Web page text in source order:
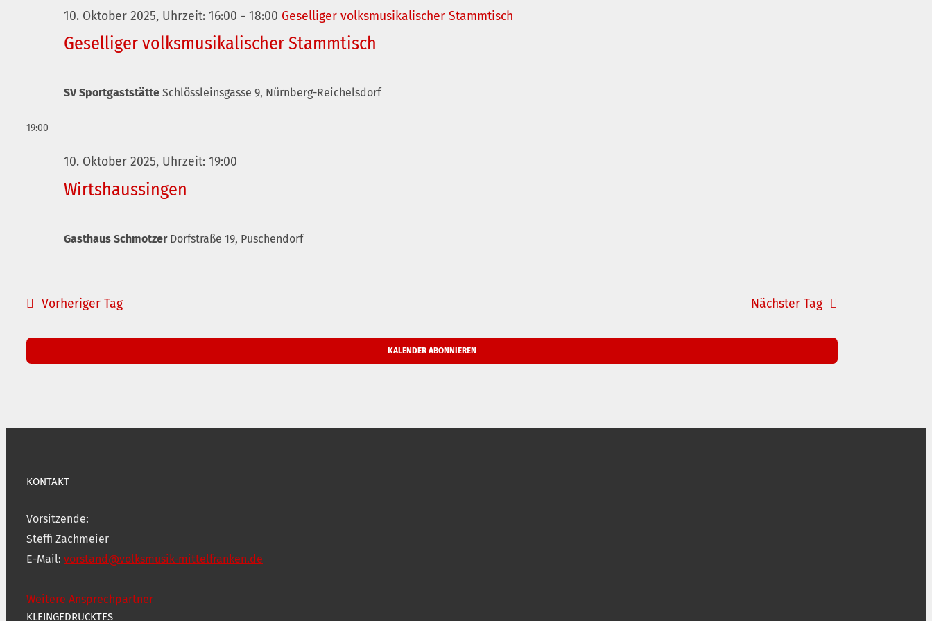
Geselliger volksmusikalischer Stammtisch
10. Oktober 2025, Uhrzeit: 16:00 - 18:00 Geselliger volksmusikalischer Stammtisch
SV Sportgaststätte Schlössleinsgasse 9, Nürnberg-Reichelsdorf
19:00
Wirtshaussingen
10. Oktober 2025, Uhrzeit: 19:00
Gasthaus Schmotzer Dorfstraße 19, Puschendorf
Vorheriger Tag Nächster Tag
KALENDER ABONNIEREN
KONTAKT
Vorsitzende:
Steffi Zachmeier
E-Mail: vorstand@volksmusik-mittelfranken.de
Weitere Ansprechpartner
KLEINGEDRUCKTES